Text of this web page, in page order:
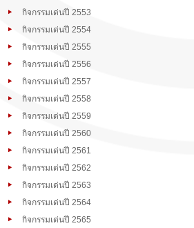
กิจกรรมเด่นปี 2553
กิจกรรมเด่นปี 2554
กิจกรรมเด่นปี 2555
กิจกรรมเด่นปี 2556
กิจกรรมเด่นปี 2557
กิจกรรมเด่นปี 2558
กิจกรรมเด่นปี 2559
กิจกรรมเด่นปี 2560
กิจกรรมเด่นปี 2561
กิจกรรมเด่นปี 2562
กิจกรรมเด่นปี 2563
กิจกรรมเด่นปี 2564
กิจกรรมเด่นปี 2565